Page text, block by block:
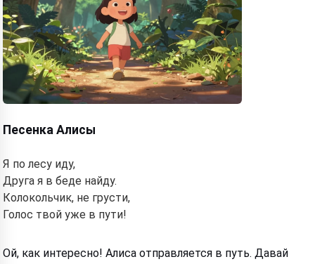
Песенка Алисы
Я по лесу иду,
Друга я в беде найду.
Колокольчик, не грусти,
Голос твой уже в пути!
Ой, как интересно! Алиса отправляется в путь. Давай